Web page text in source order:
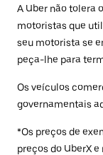
A Uber não tolera
motoristas que
seu motorista se
peça-lhe para
Os veículos
governamentais
*Os preços de
preços do UberX